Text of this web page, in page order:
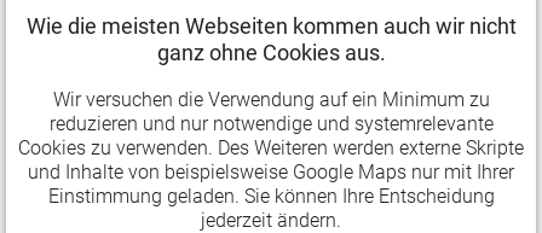
die aktuellen rechtlichen Regelungen für
Pandemie. Neben Veranstaltungs-, Arbeits- und
eingehen. Nach einem kurzen Input von ca. 45
Teilnehmenden die Möglichkeit, gezielte Fragen an
Inhalte:
Wie die meisten Webseiten kommen auch wir nicht
ganz ohne Cookies aus.
Wir versuchen die Verwendung auf ein Minimum zu
reduzieren und nur notwendige und systemrelevante
Cookies zu verwenden. Des Weiteren werden externe Skripte
und Inhalte von beispielsweise Google Maps nur mit Ihrer
Einstimmung geladen. Sie können Ihre Entscheidung
jederzeit ändern.